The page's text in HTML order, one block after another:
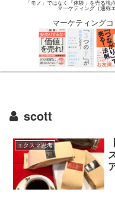
「モノ」ではなく「体験」を売る視
マーケティング（通称
マーケティング
scott
エクスマ思考